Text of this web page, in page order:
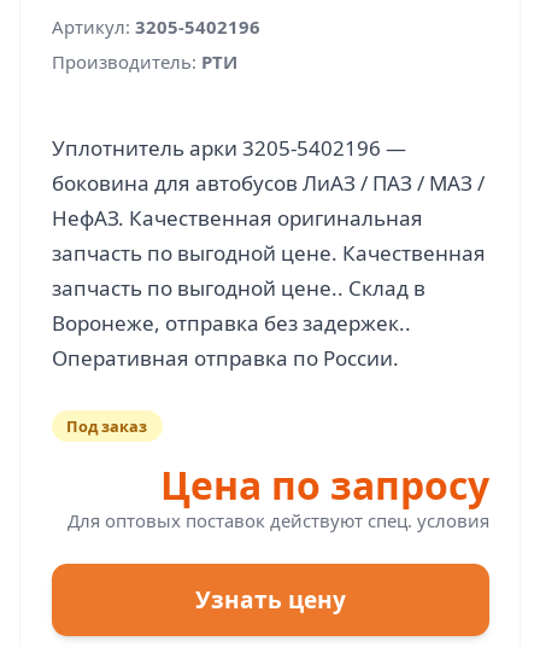
Артикул: 3205-5402196
Производитель: РТИ
Уплотнитель арки 3205-5402196 —
боковина для автобусов ЛиАЗ / ПАЗ / МАЗ /
НефАЗ. Качественная оригинальная
запчасть по выгодной цене. Качественная
запчасть по выгодной цене.. Склад в
Воронеже, отправка без задержек..
Под заказ
Цена по запросу
Для оптовых поставок действуют спец. условия
Узнать цену